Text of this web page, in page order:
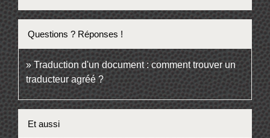
Questions ? Réponses !
Traduction d'un document : comment trouver un
traducteur agréé ?
Et aussi